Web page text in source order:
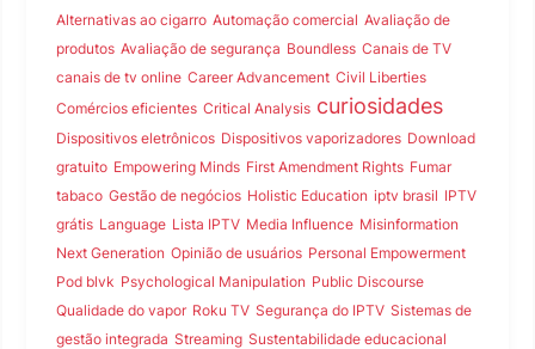
Alternativas ao cigarro Automação comercial Avaliação de
produtos Avaliação de segurança Boundless Canais de TV
canais de tv online Career Advancement Civil Liberties
Comércios eficientes Critical Analysis curiosidades
Dispositivos eletrônicos Dispositivos vaporizadores Download
gratuito Empowering Minds First Amendment Rights Fumar
tabaco Gestão de negócios Holistic Education iptv brasil IPTV
grátis Language Lista IPTV Media Influence Misinformation
Next Generation Opinião de usuários Personal Empowerment
Pod blvk Psychological Manipulation Public Discourse
Qualidade do vapor Roku TV Segurança do IPTV Sistemas de
gestão integrada Streaming Sustentabilidade educacional